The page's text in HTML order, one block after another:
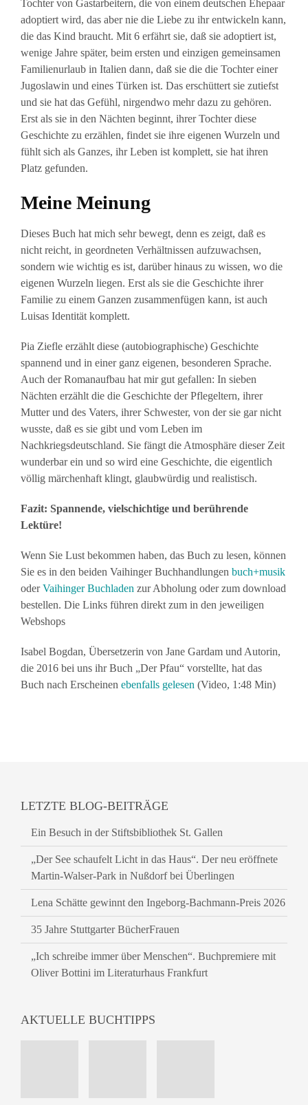
Tochter von Gastarbeitern, die von einem deutschen Ehepaar
adoptiert wird, das aber nie die Liebe zu ihr entwickeln kann,
die das Kind braucht. Mit 6 erfährt sie, daß sie adoptiert ist,
wenige Jahre später, beim ersten und einzigen gemeinsamen
Familienurlaub in Italien dann, daß sie die die Tochter einer
Jugoslawin und eines Türken ist. Das erschüttert sie zutiefst
und sie hat das Gefühl, nirgendwo mehr dazu zu gehören.
Erst als sie in den Nächten beginnt, ihrer Tochter diese
Geschichte zu erzählen, findet sie ihre eigenen Wurzeln und
fühlt sich als Ganzes, ihr Leben ist komplett, sie hat ihren
Platz gefunden.
Meine Meinung
Dieses Buch hat mich sehr bewegt, denn es zeigt, daß es
nicht reicht, in geordneten Verhältnissen aufzuwachsen,
sondern wie wichtig es ist, darüber hinaus zu wissen, wo die
eigenen Wurzeln liegen. Erst als sie die Geschichte ihrer
Familie zu einem Ganzen zusammenfügen kann, ist auch
Luisas Identität komplett.
Pia Ziefle erzählt diese (autobiographische) Geschichte
spannend und in einer ganz eigenen, besonderen Sprache.
Auch der Romanaufbau hat mir gut gefallen: In sieben
Nächten erzählt die die Geschichte der Pflegeltern, ihrer
Mutter und des Vaters, ihrer Schwester, von der sie gar nicht
wusste, daß es sie gibt und vom Leben im
Nachkriegsdeutschland. Sie fängt die Atmosphäre dieser Zeit
wunderbar ein und so wird eine Geschichte, die eigentlich
völlig märchenhaft klingt, glaubwürdig und realistisch.
Fazit: Spannende, vielschichtige und berührende
Lektüre!
Wenn Sie Lust bekommen haben, das Buch zu lesen, können
Sie es in den beiden Vaihinger Buchhandlungen buch+musik
oderVaihinger Buchladen zur Abholung oder zum download
bestellen. Die Links führen direkt zum in den jeweiligen
Webshops
Isabel Bogdan, Übersetzerin von Jane Gardam und Autorin,
die 2016 bei uns ihr Buch „Der Pfau“ vorstellte, hat das
Buch nach Erscheinen ebenfalls gelesen (Video, 1:48 Min)
LETZTE BLOG-BEITRÄGE
Ein Besuch in der Stiftsbibliothek St. Gallen
„Der See schaufelt Licht in das Haus“. Der neu eröffnete
Martin-Walser-Park in Nußdorf bei Überlingen
Lena Schätte gewinnt den Ingeborg-Bachmann-Preis 2026
35 Jahre Stuttgarter BücherFrauen
„Ich schreibe immer über Menschen“. Buchpremiere mit
Oliver Bottini im Literaturhaus Frankfurt
AKTUELLE BUCHTIPPS